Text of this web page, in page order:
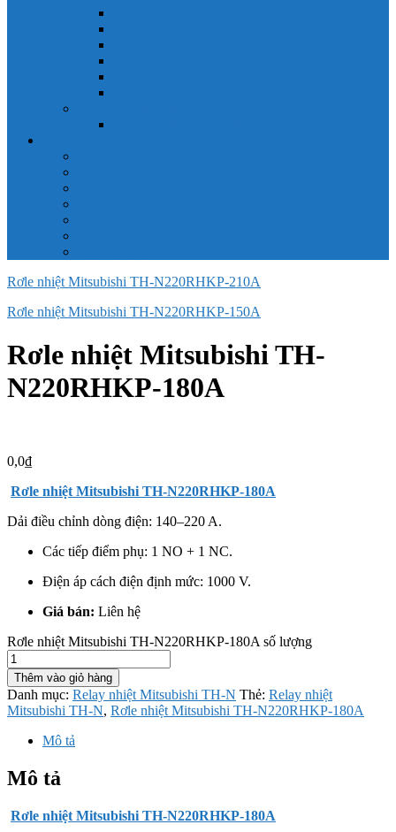
Rơle nhiệt Mitsubishi TH-N220RHKP-210A
Rơle nhiệt Mitsubishi TH-N220RHKP-150A
Rơle nhiệt Mitsubishi TH-
N220RHKP-180A
0,0₫
Rơle nhiệt Mitsubishi TH-N220RHKP-180A
Dải điều chỉnh dòng điện: 140–220 A.
Các tiếp điểm phụ: 1 NO + 1 NC.
Điện áp cách điện định mức: 1000 V.
Giá bán: Liên hệ
Rơle nhiệt Mitsubishi TH-N220RHKP-180A số lượng
Thêm vào giỏ hàng
Danh mục: Relay nhiệt Mitsubishi TH-N Thẻ: Relay nhiệt
Mitsubishi TH-N, Rơle nhiệt Mitsubishi TH-N220RHKP-180A
Mô tả
Mô tả
Rơle nhiệt Mitsubishi TH-N220RHKP-180A